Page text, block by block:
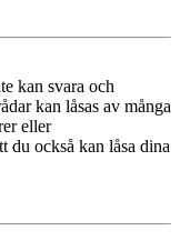
kan svara och
kan låsas av många
eller
du också kan låsa dina